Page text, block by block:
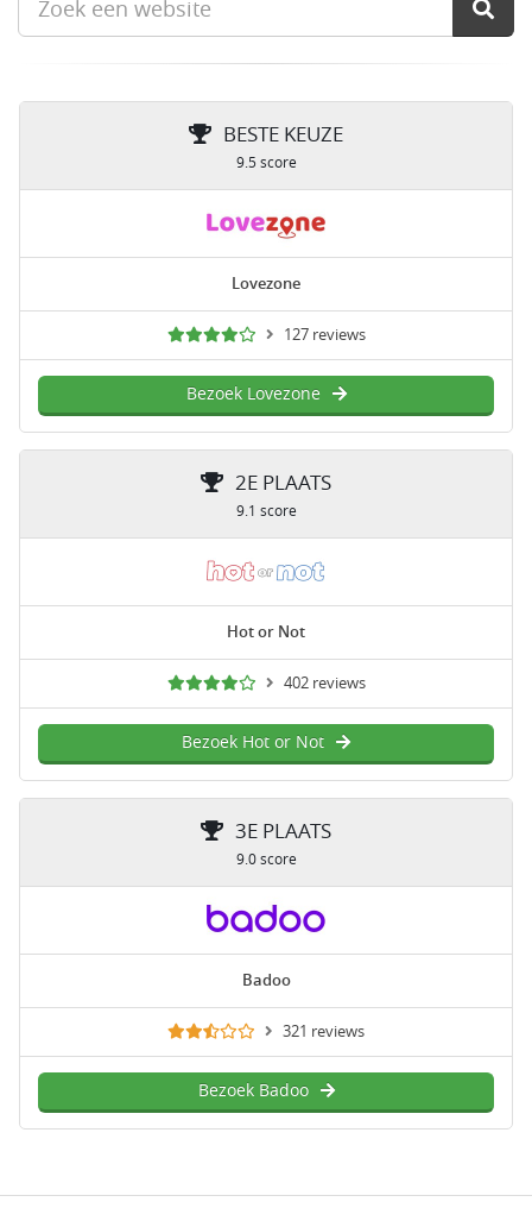
BESTE KEUZE
9.5 score
Lovezone
127 reviews
Bezoek Lovezone
2E PLAATS
9.1 score
Hot or Not
402 reviews
Bezoek Hot or Not
3E PLAATS
9.0 score
Badoo
321 reviews
Bezoek Badoo